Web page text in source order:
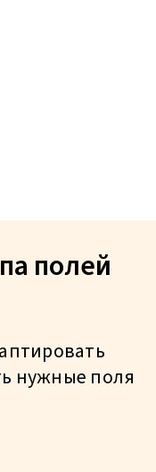
полей
нужные поля